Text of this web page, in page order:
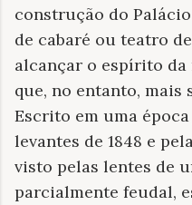
construção do
de cabaré ou teatro
alcançar o espírito da
que, no entanto, mais
Escrito em uma
levantes de 1848 e
visto pelas lentes de
parcialmente feudal,